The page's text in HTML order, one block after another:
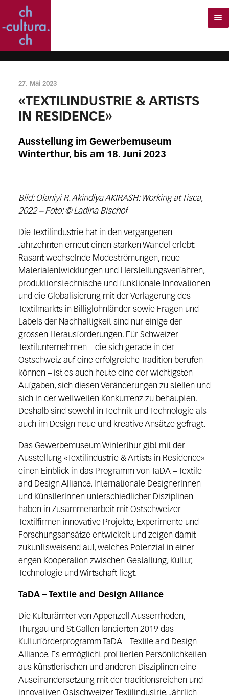
27. Mai 2023
«TEXTILINDUSTRIE & ARTISTS
IN RESIDENCE»
Ausstellung im Gewerbemuseum
Winterthur, bis am 18. Juni 2023
Bild: Olaniyi R. Akindiya AKIRASH: Working at Tisca,
2022 – Foto: © Ladina Bischof
Die Textilindustrie hat in den vergangenen
Jahrzehnten erneut einen starken Wandel erlebt:
Rasant wechselnde Modeströmungen, neue
Materialentwicklungen und Herstellungsverfahren,
produktionstechnische und funktionale Innovationen
und die Globalisierung mit der Verlagerung des
Textilmarkts in Billiglohnländer sowie Fragen und
Labels der Nachhaltigkeit sind nur einige der
grossen Herausforderungen. Für Schweizer
Textilunternehmen – die sich gerade in der
Ostschweiz auf eine erfolgreiche Tradition berufen
können – ist es auch heute eine der wichtigsten
Aufgaben, sich diesen Veränderungen zu stellen und
sich in der weltweiten Konkurrenz zu behaupten.
Deshalb sind sowohl in Technik und Technologie als
auch im Design neue und kreative Ansätze gefragt.
Das Gewerbemuseum Winterthur gibt mit der
Ausstellung «Textilindustrie & Artists in Residence»
einen Einblick in das Programm von TaDA – Textile
and Design Alliance. Internationale DesignerInnen
und KünstlerInnen unterschiedlicher Disziplinen
haben in Zusammenarbeit mit Ostschweizer
Textilfirmen innovative Projekte, Experimente und
Forschungsansätze entwickelt und zeigen damit
zukunftsweisend auf, welches Potenzial in einer
engen Kooperation zwischen Gestaltung, Kultur,
Technologie und Wirtschaft liegt.
TaDA – Textile and Design Alliance
Die Kulturämter von Appenzell Ausserrhoden,
Thurgau und St.Gallen lancierten 2019 das
Kulturförderpro­gramm TaDA – Textile and Design
Alliance. Es ermöglicht profilierten Persönlichkeiten
aus künstlerischen und anderen Disziplinen eine
Auseinandersetzung mit der traditionsreichen und
innovativen Ostschweizer Textilindustrie. Jährlich